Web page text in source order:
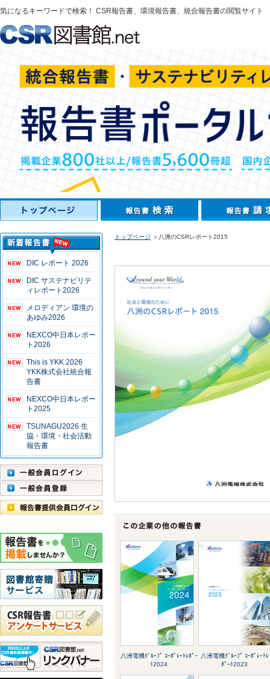
気になるキーワードで検索！ CSR報告書、環境報告書、統合報告書の閲覧サイト
DIC レポート 2026
DIC サステナビリテ
ィレポート2026
メロディアン 環境の
あゆみ2026
NEXCO中日本レポー
ト2026
This is YKK 2026
YKK株式会社統合報
告書
NEXCO中日本レポー
ト2025
TSUNAGU2026 生
協・環境・社会活動
報告書
トップページ ＞八洲のCSRレポート2015
八洲電機ｸﾞﾙｰﾌﾟ ｺｰﾎﾟﾚｰﾄﾚﾎﾟｰ
ﾄ2024
八洲電機ｸﾞﾙｰﾌﾟ ｺｰﾎﾟﾚｰﾄﾚ
ﾎﾟｰﾄ2023